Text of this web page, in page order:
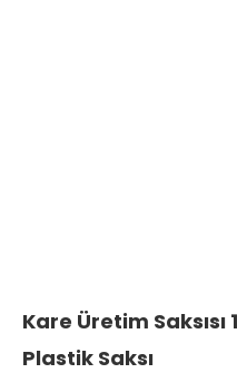
Kare Üretim Saksısı
Plastik Saksı